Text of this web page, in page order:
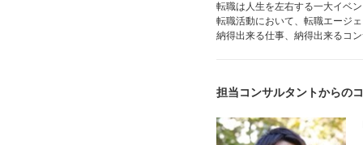
転職は人生を左右する一大イベ
転職活動において、転職エージ
納得出来る仕事、納得出来るコ
担当コンサルタントからの